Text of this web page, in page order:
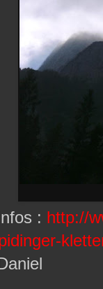
: http://